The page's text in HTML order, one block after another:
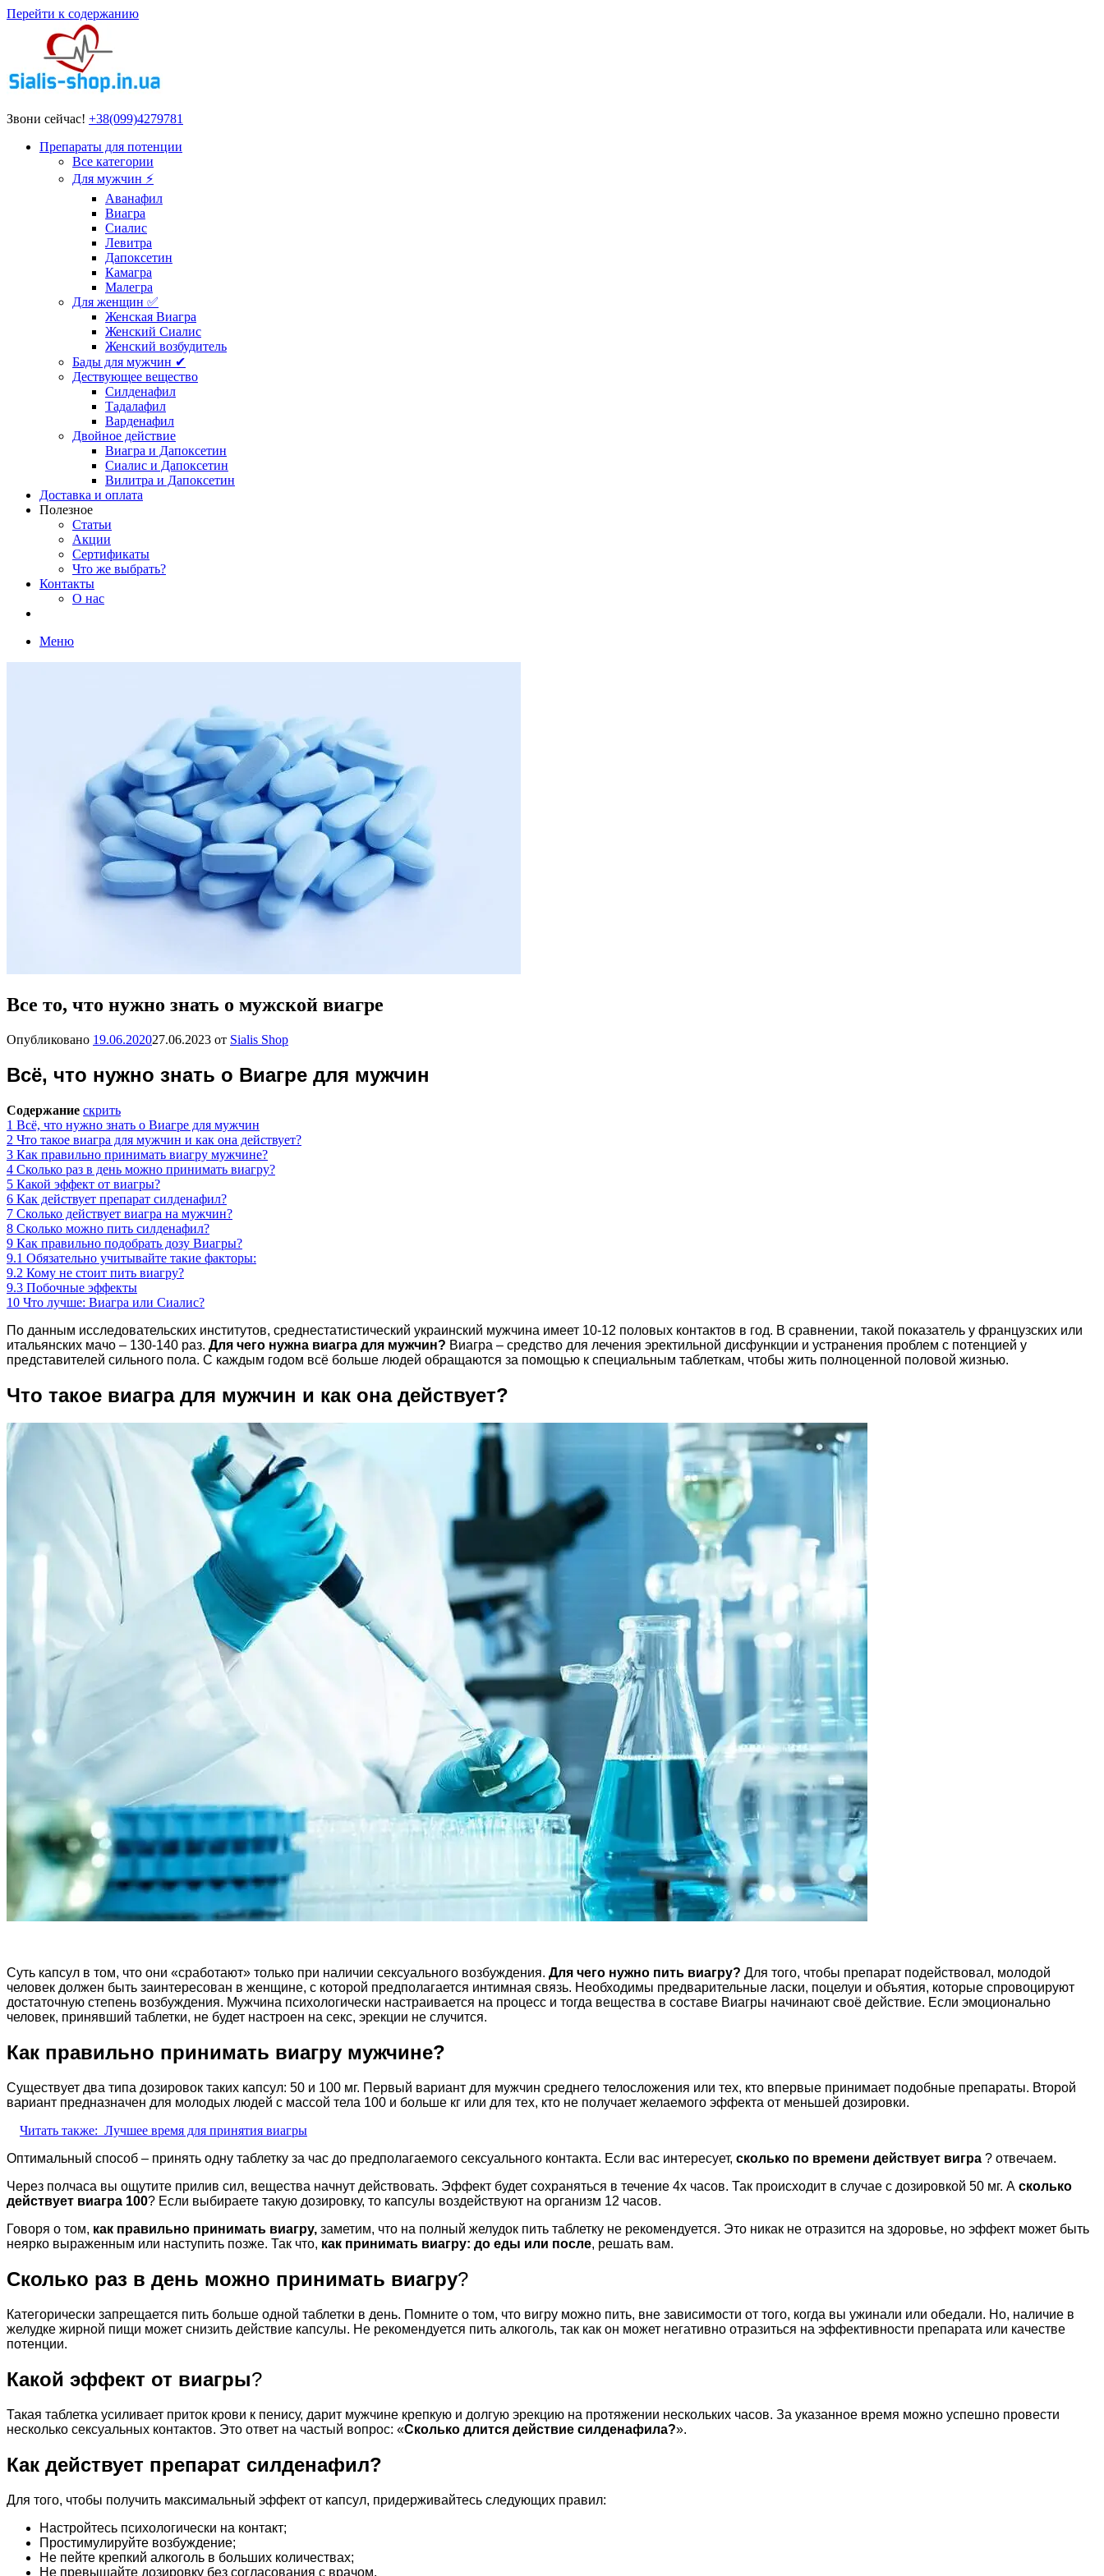
Перейти к содержанию
Звони сейчас! +38(099)4279781
Препараты для потенции
Все категории
Для мужчин ⚡
Аванафил
Виагра
Сиалис
Левитра
Дапоксетин
Камагра
Малегра
Для женщин ✅
Женская Виагра
Женский Сиалис
Женский возбудитель
Бады для мужчин ✔
Дествующее вещество
Силденафил
Тадалафил
Варденафил
Двойное действие
Виагра и Дапоксетин
Сиалис и Дапоксетин
Вилитра и Дапоксетин
Доставка и оплата
Полезное
Статьи
Акции
Сертификаты
Что же выбрать?
Контакты
О нас
Меню
Все то, что нужно знать о мужской виагре
Опубликовано 19.06.202027.06.2023 от Sialis Shop
Всё, что нужно знать о Виагре для мужчин
Содержание скрить
1 Всё, что нужно знать о Виагре для мужчин
2 Что такое виагра для мужчин и как она действует?
3 Как правильно принимать виагру мужчине?
4 Сколько раз в день можно принимать виагру?
5 Какой эффект от виагры?
6 Как действует препарат силденафил?
7 Сколько действует виагра на мужчин?
8 Сколько можно пить силденафил?
9 Как правильно подобрать дозу Виагры?
9.1 Обязательно учитывайте такие факторы:
9.2 Кому не стоит пить виагру?
9.3 Побочные эффекты
10 Что лучше: Виагра или Сиалис?
По данным исследовательских институтов, среднестатистический украинский мужчина имеет 10-12 половых контактов в год. В сравнении, такой показатель у французских или
итальянских мачо – 130-140 раз. Для чего нужна виагра для мужчин? Виагра – средство для лечения эректильной дисфункции и устранения проблем с потенцией у
представителей сильного пола. С каждым годом всё больше людей обращаются за помощью к специальным таблеткам, чтобы жить полноценной половой жизнью.
Что такое виагра для мужчин и как она действует?
Суть капсул в том, что они «сработают» только при наличии сексуального возбуждения. Для чего нужно пить виагру? Для того, чтобы препарат подействовал, молодой
человек должен быть заинтересован в женщине, с которой предполагается интимная связь. Необходимы предварительные ласки, поцелуи и объятия, которые спровоцируют
достаточную степень возбуждения. Мужчина психологически настраивается на процесс и тогда вещества в составе Виагры начинают своё действие. Если эмоционально
человек, принявший таблетки, не будет настроен на секс, эрекции не случится.
Как правильно принимать виагру мужчине?
Существует два типа дозировок таких капсул: 50 и 100 мг. Первый вариант для мужчин среднего телосложения или тех, кто впервые принимает подобные препараты. Второй
вариант предназначен для молодых людей с массой тела 100 и больше кг или для тех, кто не получает желаемого эффекта от меньшей дозировки.
Читать также: Лучшее время для принятия виагры
Оптимальный способ – принять одну таблетку за час до предполагаемого сексуального контакта. Если вас интересует, сколько по времени действует вигра ? отвечаем.
Через полчаса вы ощутите прилив сил, вещества начнут действовать. Эффект будет сохраняться в течение 4х часов. Так происходит в случае с дозировкой 50 мг. А сколько
действует виагра 100? Если выбираете такую дозировку, то капсулы воздействуют на организм 12 часов.
Говоря о том, как правильно принимать виагру, заметим, что на полный желудок пить таблетку не рекомендуется. Это никак не отразится на здоровье, но эффект может быть
неярко выраженным или наступить позже. Так что, как принимать виагру: до еды или после, решать вам.
Сколько раз в день можно принимать виагру?
Категорически запрещается пить больше одной таблетки в день. Помните о том, что вигру можно пить, вне зависимости от того, когда вы ужинали или обедали. Но, наличие в
желудке жирной пищи может снизить действие капсулы. Не рекомендуется пить алкоголь, так как он может негативно отразиться на эффективности препарата или качестве
потенции.
Какой эффект от виагры?
Такая таблетка усиливает приток крови к пенису, дарит мужчине крепкую и долгую эрекцию на протяжении нескольких часов. За указанное время можно успешно провести
несколько сексуальных контактов. Это ответ на частый вопрос: «Сколько длится действие силденафила?».
Как действует препарат силденафил?
Для того, чтобы получить максимальный эффект от капсул, придерживайтесь следующих правил:
Настройтесь психологически на контакт;
Простимулируйте возбуждение;
Не пейте крепкий алкоголь в больших количествах;
Не превышайте дозировку без согласования с врачом.